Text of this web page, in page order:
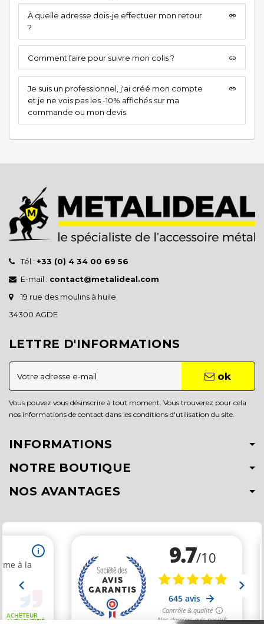
À quelle adresse dois-je effectuer mon retour
?
insert_link
Comment faire pour suivre mon colis ? insert_link
Je suis un professionnel, j'ai créé mon compte
et je ne vois pas les -10% affichés sur ma
commande ou mon devis.
insert_link
Tél : +33 (0) 4 34 00 69 56
E-mail : contact@metalideal.com
19 rue des moulins à huile
34300 AGDE
LETTRE D'INFORMATIONS
ok
Vous pouvez vous désinscrire à tout moment. Vous trouverez pour cela
nos informations de contact dans les conditions d'utilisation du site.
INFORMATIONS
NOTRE BOUTIQUE
NOS AVANTAGES